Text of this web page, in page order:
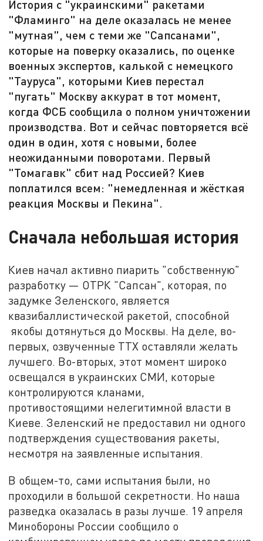
История с "украинскими" ракетами
"Фламинго" на деле оказалась не менее
"мутная", чем с теми же "Сапсанами",
которые на поверку оказались, по оценке
военных экспертов, калькой с немецкого
"Тауруса", которыми Киев перестал
"пугать" Москву аккурат в тот момент,
когда ФСБ сообщила о полном уничтожении
производства. Вот и сейчас повторяется всё
один в один, хотя с новыми, более
неожиданными поворотами. Первый
"Томагавк" сбит над Россией? Киев
поплатился всем: "немедленная и жёсткая
реакция Москвы и Пекина".
Сначала небольшая история
Киев начал активно пиарить "собственную"
разработку — ОТРК "Сапсан", которая, по
задумке Зеленского, является
квазибаллистической ракетой, способной
якобы дотянуться до Москвы. На деле, во-
первых, озвученные ТТХ оставляли желать
лучшего. Во-вторых, этот момент широко
освещался в украинских СМИ, которые
контролируются кланами,
противостоящими нелегитимной власти в
Киеве. Зеленский не предоставил ни одного
подтверждения существования ракеты,
несмотря на заявленные испытания.
В общем-то, сами испытания были, но
проходили в большой секретности. Но наша
разведка оказалась в разы лучше. 19 апреля
Минобороны России сообщило о